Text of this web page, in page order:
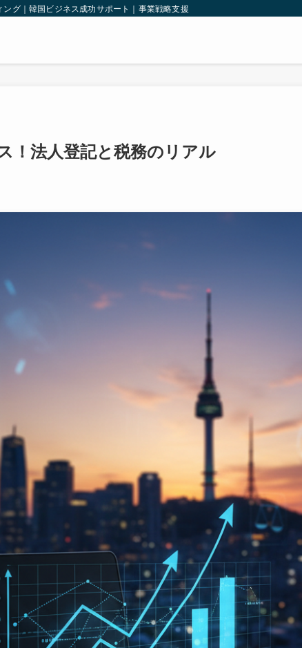
グ｜韓国ビジネス成功サポート｜事業戦略支援｜韓国法人設立｜輸出入支援｜
！法人登記と税務のリアル